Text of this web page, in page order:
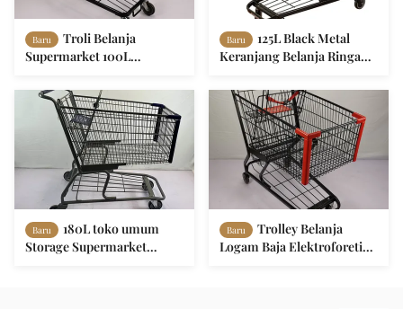
Baru
Troli Belanja
Supermarket 100L
Disesuaikan Dengan
Pegangan Keranjang Kecil
Baru
125L Black Metal
Keranjang Belanja Ringan
Baru
180L toko umum
Storage Supermarket
Baru
Trolley Belanja
Logam Baja Elektroforetik